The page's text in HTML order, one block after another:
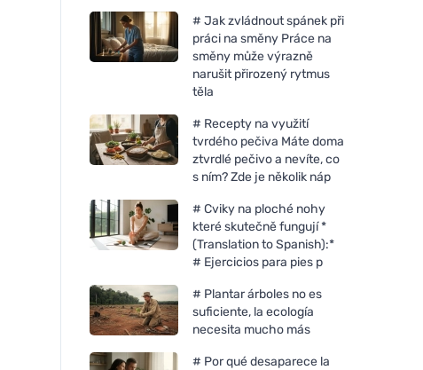
# Jak zvládnout spánek při
práci na směny Práce na
směny může výrazně
narušit přirozený rytmus
těla
# Recepty na využití
tvrdého pečiva Máte doma
ztvrdlé pečivo a nevíte, co
s ním? Zde je několik náp
# Cviky na ploché nohy
které skutečně fungují *
(Translation to Spanish):*
# Ejercicios para pies p
# Plantar árboles no es
suficiente, la ecología
necesita mucho más
# Por qué desaparece la